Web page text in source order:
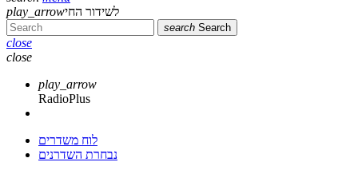
play_arrowלשידור החי
search Search
close
close
play_arrow
RadioPlus
לוח משדרים
נבחרת השדרנים